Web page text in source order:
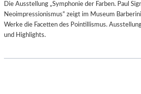
Die Ausstellung „Symphonie der Farben. Paul
Neoimpressionismus“ zeigt im Museum
Werke die Facetten des Pointillismus.
und Highlights.